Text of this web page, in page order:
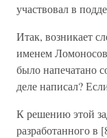
участвовал в
Итак, возникает
именем
было напечатано
деле написал?
К решению этой
разработанного